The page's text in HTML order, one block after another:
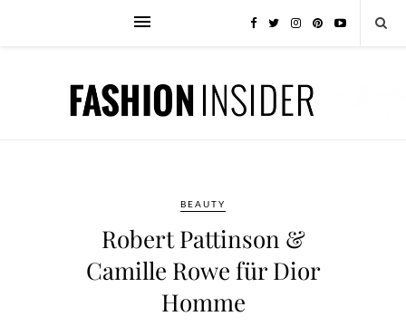
BEAUTY
Robert Pattinson &
Camille Rowe für Dior
Homme